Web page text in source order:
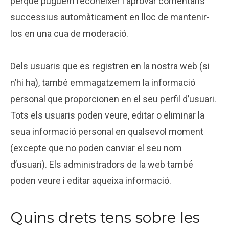
successius automàticament en lloc de mantenir-
los en una cua de moderació.
Dels usuaris que es registren en la nostra web (si
n’hi ha), també emmagatzemem la informació
personal que proporcionen en el seu perfil d’usuari.
Tots els usuaris poden veure, editar o eliminar la
seua informació personal en qualsevol moment
(excepte que no poden canviar el seu nom
d’usuari). Els administradors de la web també
poden veure i editar aqueixa informació.
Quins drets tens sobre les